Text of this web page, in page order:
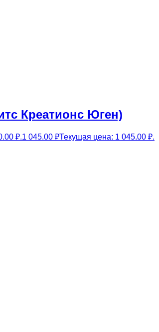
Креатионс Юген)
₽.1 045.00 ₽Текущая цена: 1 045.00 ₽.